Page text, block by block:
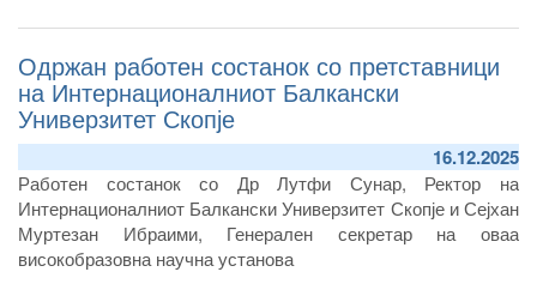
Одржан работен состанок со претставници
на Интернационалниот Балкански
Универзитет Скопје
16.12.2025
Работен состанок со Др Лутфи Сунар, Ректор на
Интернационалниот Балкански Универзитет Скопје и Сејхан
Муртезан Ибраими, Генерален секретар на оваа
високобразовна научна установа